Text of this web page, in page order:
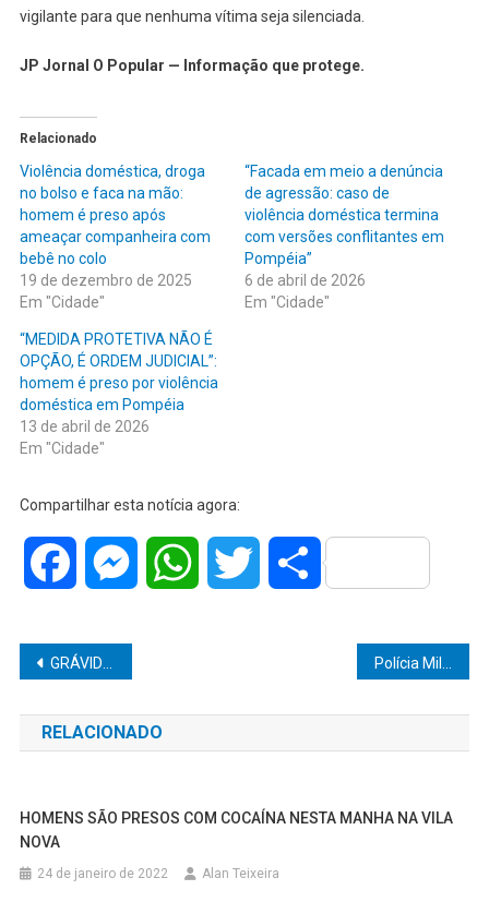
vigilante para que nenhuma vítima seja silenciada.
JP Jornal O Popular — Informação que protege.
Relacionado
Violência doméstica, droga
no bolso e faca na mão:
homem é preso após
ameaçar companheira com
bebê no colo
19 de dezembro de 2025
Em "Cidade"
“Facada em meio a denúncia
de agressão: caso de
violência doméstica termina
com versões conflitantes em
Pompéia”
6 de abril de 2026
Em "Cidade"
“MEDIDA PROTETIVA NÃO É
OPÇÃO, É ORDEM JUDICIAL”:
homem é preso por violência
doméstica em Pompéia
13 de abril de 2026
Em "Cidade"
Compartilhar esta notícia agora:
Facebook MessengerWhatsAppTwitter Share
Navegação
de
Post
GRÁVIDA ENTRA EM TRABALHO DE PARTO E BEBÊ NASCE DENTRO DE ÔNIBUS NA CASTELLO BRANCO
RELACIONADO
HOMENS SÃO PRESOS COM COCAÍNA NESTA MANHA NA VILA
NOVA
24 de janeiro de 2022 Alan Teixeira